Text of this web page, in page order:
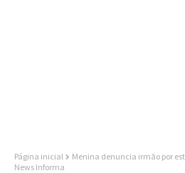
Página inicial
Menina denuncia irmão por
News Informa